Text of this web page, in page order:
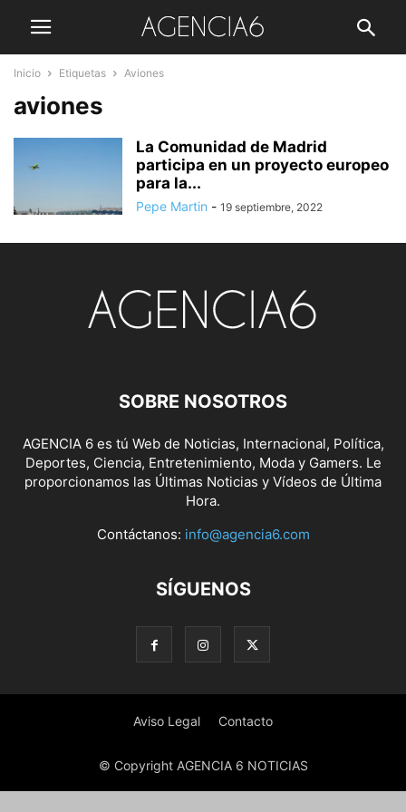
Inicio Etiquetas Aviones
aviones
La Comunidad de Madrid
participa en un proyecto europeo
para la...
Pepe Martin - 19 septiembre, 2022
SOBRE NOSOTROS
AGENCIA 6 es tú Web de Noticias, Internacional, Política,
Deportes, Ciencia, Entretenimiento, Moda y Gamers. Le
proporcionamos las Últimas Noticias y Vídeos de Última
Hora.
Contáctanos: info@agencia6.com
SÍGUENOS
Aviso Legal Contacto
© Copyright AGENCIA 6 NOTICIAS